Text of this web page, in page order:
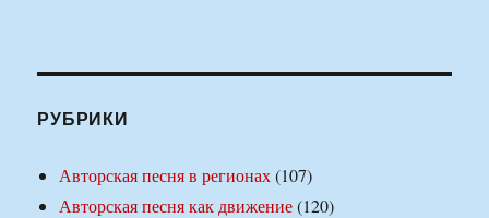
РУБРИКИ
Авторская песня в регионах(107)
Авторская песня как движение(120)